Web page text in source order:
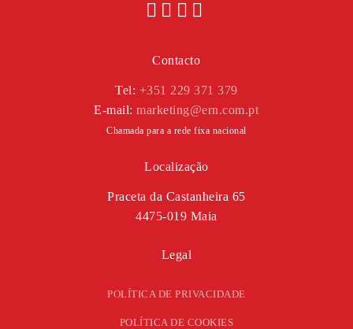
Contacto
Tel: +351 229 371 379
E-mail:marketing@ern.com.pt
Chamada para a rede fixa nacional
Localização
Praceta da Castanheira 65
4475-019 Maia
Legal
POLÍTICA DE PRIVACIDADE
POLÍTICA DE COOKIES